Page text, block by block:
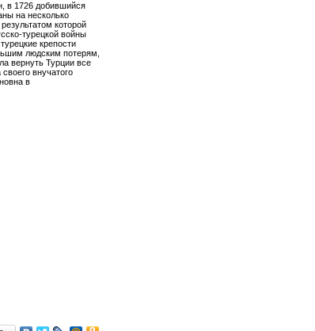
в 1726 добившийся
на несколько
которой
турецкой войны
крепости
людским потерям,
вернуть Турции все
внучатого
в